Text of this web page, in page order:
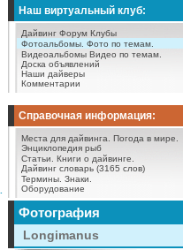
Наш виртуальный клуб:
Дайвинг Форум Клубы
Фотоальбомы. Фото по темам.
Видеоальбомы Видео по темам.
Доска объявлений
Наши дайверы
Комментарии
Справочная информация:
Места для дайвинга.
Погода в мире.
Энциклопедия рыб
Статьи.
Книги о дайвинге.
Дайвинг словарь (3165 слов)
Термины. Знаки.
Оборудование
Фотография
Longimanus